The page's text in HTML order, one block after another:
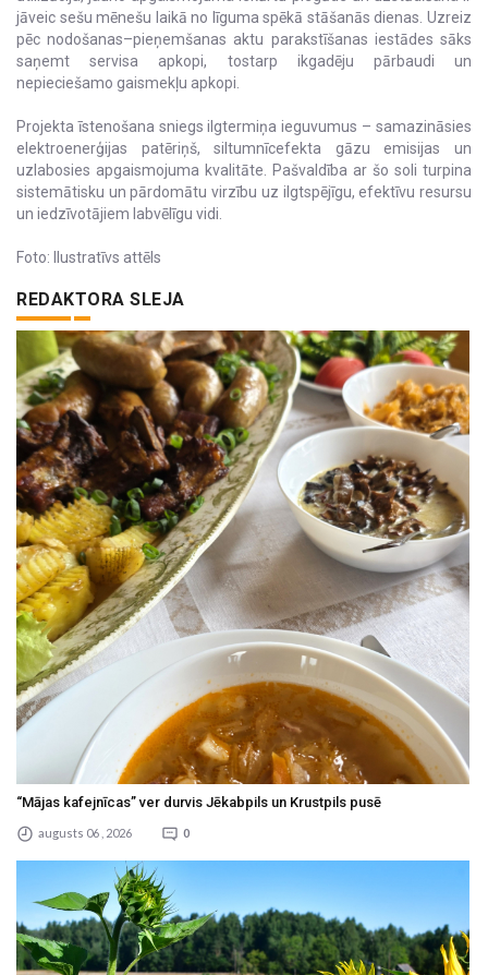
jāveic sešu mēnešu laikā no līguma spēkā stāšanās dienas. Uzreiz
pēc nodošanas–pieņemšanas aktu parakstīšanas iestādes sāks
saņemt servisa apkopi, tostarp ikgadēju pārbaudi un
nepieciešamo gaismekļu apkopi.
Projekta īstenošana sniegs ilgtermiņa ieguvumus – samazināsies
elektroenerģijas patēriņš, siltumnīcefekta gāzu emisijas un
uzlabosies apgaismojuma kvalitāte. Pašvaldība ar šo soli turpina
sistemātisku un pārdomātu virzību uz ilgtspējīgu, efektīvu resursu
un iedzīvotājiem labvēlīgu vidi.
Foto: Ilustratīvs attēls
REDAKTORA SLEJA
“Mājas kafejnīcas” ver durvis Jēkabpils un Krustpils pusē
augusts 06 , 2026 0